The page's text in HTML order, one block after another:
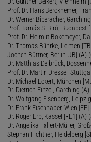
Prof. Dr. Hans Berckhemer,
Dr. Werner Biberacher,
Prof. Tamás S. Biró, Budapest
Prof. Dr. Helmut Bokemeyer,
Dr. Thomas Bührke, Leimen
Jochen Büttner, Berlin [JB] (A)
Dr. Matthias Delbrück,
Prof. Dr. Martin Dressel,
Dr. Michael Eckert, München
Dr. Dietrich Einzel, Garching
Dr. Wolfgang Eisenberg,
Dr. Frank Eisenhaber, Wien [FE]
Dr. Roger Erb, Kassel [RE1] (A)
Dr. Angelika Fallert-Müller,
Stephan Fichtner, Heidelberg